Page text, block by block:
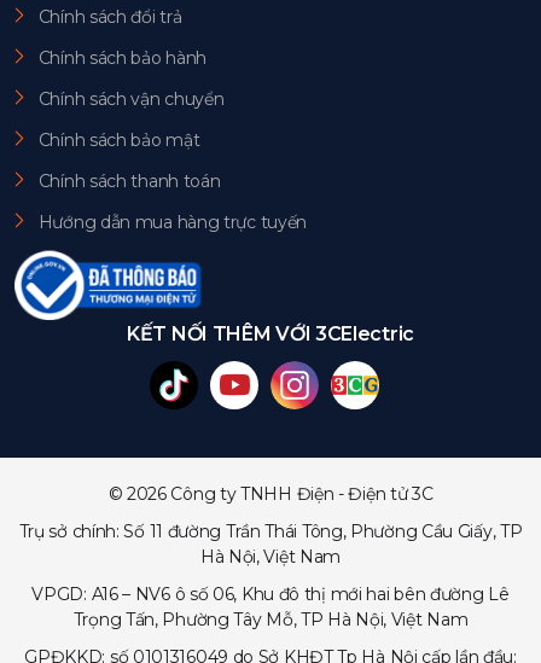
Chính sách đổi trả
Chính sách bảo hành
Chính sách vận chuyển
Chính sách bảo mật
Chính sách thanh toán
Hướng dẫn mua hàng trực tuyến
KẾT NỐI THÊM VỚI 3CElectric
© 2026 Công ty TNHH Điện - Điện tử 3C
Trụ sở chính: Số 11 đường Trần Thái Tông, Phường Cầu Giấy, TP
Hà Nội, Việt Nam
VPGD: A16 – NV6 ô số 06, Khu đô thị mới hai bên đường Lê
Trọng Tấn, Phường Tây Mỗ, TP Hà Nội, Việt Nam
GPĐKKD: số 0101316049 do Sở KHĐT Tp Hà Nội cấp lần đầu: